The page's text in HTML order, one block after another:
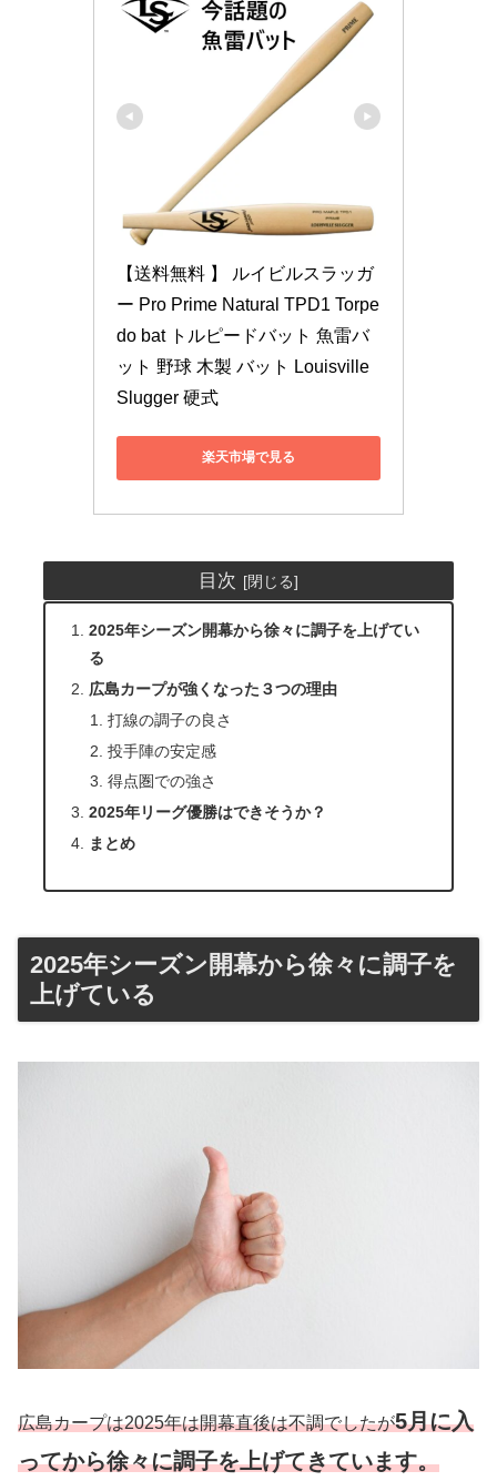
【送料無料 】 ルイビルスラッガ
ー Pro Prime Natural TPD1 Torpe
do bat トルピードバット 魚雷バ
ット 野球 木製 バット Louisville
Slugger 硬式
楽天市場で見る
目次
2025年シーズン開幕から徐々に調子を上げてい
る
広島カープが強くなった３つの理由
打線の調子の良さ
投手陣の安定感
得点圏での強さ
2025年リーグ優勝はできそうか？
まとめ
2025年シーズン開幕から徐々に調子を
上げている
広島カープは2025年は開幕直後は不調でしたが5月に入
ってから徐々に調子を上げてきています。